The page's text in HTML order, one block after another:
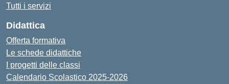
Tutti i servizi
Didattica
Offerta formativa
Le schede didattiche
I progetti delle classi
Calendario Scolastico 2025-2026